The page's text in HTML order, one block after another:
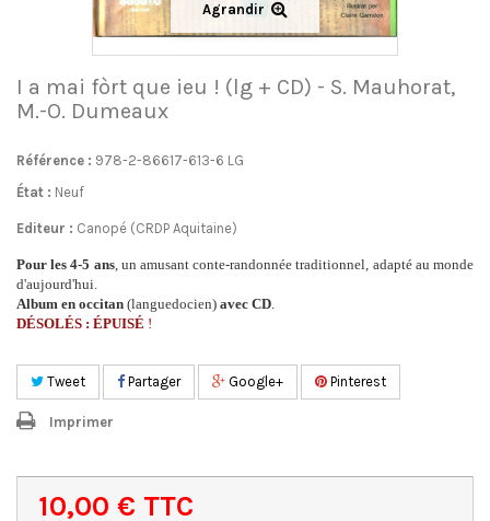
Agrandir
I a mai fòrt que ieu ! (lg + CD) - S. Mauhorat,
M.-O. Dumeaux
Référence : 978-2-86617-613-6 LG
État : Neuf
Editeur : Canopé (CRDP Aquitaine)
Pour les 4-5 ans, un amusant conte-randonnée traditionnel, adapté au monde
d'aujourd'hui.
Album en occitan (languedocien) avec CD.
DÉSOLÉS : ÉPUISÉ !
Tweet Partager Google+ Pinterest
Imprimer
10,00 € TTC